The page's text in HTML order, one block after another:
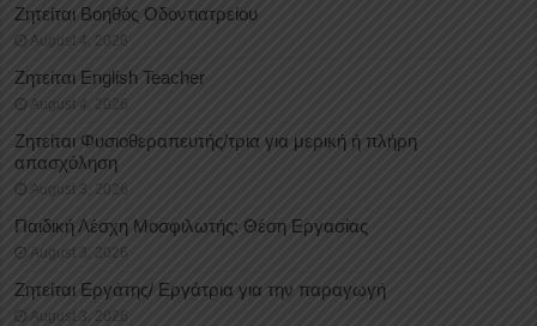
Ζητείται Βοηθός Οδοντιατρείου
August 4, 2026
Ζητείται English Teacher
August 4, 2026
Ζητείται Φυσιοθεραπευτής/τρια για μερική ή πλήρη
απασχόληση
August 3, 2026
Παιδική Λέσχη Μοσφιλωτής: Θέση Εργασίας
August 3, 2026
Ζητείται Εργάτης/ Εργάτρια για την παραγωγή
August 3, 2026